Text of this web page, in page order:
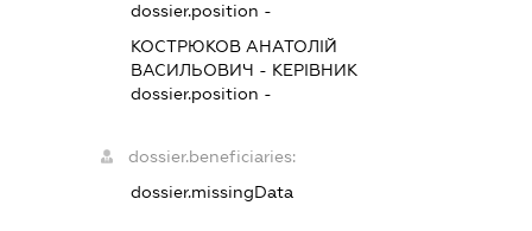
dossier.position -
КОСТРЮКОВ АНАТОЛІЙ
ВАСИЛЬОВИЧ - КЕРІВНИК
dossier.position -
dossier.beneficiaries:
dossier.missingData